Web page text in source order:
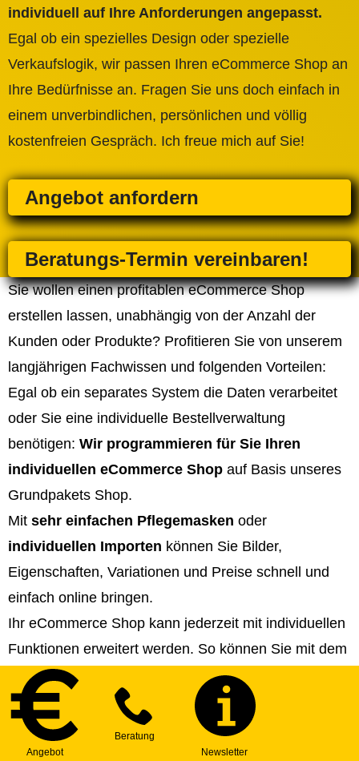
individuell auf Ihre Anforderungen angepasst.
Egal ob ein spezielles Design oder spezielle
Verkaufslogik, wir passen Ihren eCommerce Shop an
Ihre Bedürfnisse an. Fragen Sie uns doch einfach in
einem unverbindlichen, persönlichen und völlig
kostenfreien Gespräch. Ich freue mich auf Sie!
Angebot anfordern
Beratungs-Termin vereinbaren!
Sie wollen einen profitablen eCommerce Shop
erstellen lassen, unabhängig von der Anzahl der
Kunden oder Produkte? Profitieren Sie von unserem
langjährigen Fachwissen und folgenden Vorteilen:
Egal ob ein separates System die Daten verarbeitet
oder Sie eine individuelle Bestellverwaltung
benötigen: Wir programmieren für Sie Ihren
individuellen eCommerce Shop auf Basis unseres
Grundpakets Shop.
Mit sehr einfachen Pflegemasken oder
individuellen Importen können Sie Bilder,
Eigenschaften, Variationen und Preise schnell und
einfach online bringen.
Ihr eCommerce Shop kann jederzeit mit individuellen
Funktionen erweitert werden. So können Sie mit dem
Markt wachsen und Ihre Kundenzufriedenheit laufend
steigern.
Gemeinsam entwickeln wir Möglichkeiten und
Verfahren, damit Ihre Stammkunden schnell und